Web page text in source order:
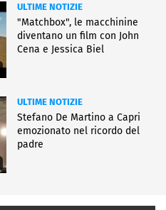
ULTIME NOTIZIE
"Matchbox", le macchinine
diventano un film con John
Cena e Jessica Biel
ULTIME NOTIZIE
Stefano De Martino a Capri
emozionato nel ricordo del
padre